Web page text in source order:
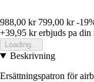
988,00 kr 799,00 kr -
+39,95 krerbjuds pa din
Loading...
Beskrivning
Ersättningspatron för